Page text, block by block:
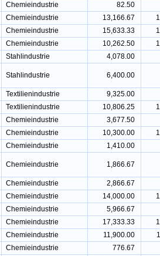
Chemieindustrie
82.50
Chemieindustrie 13,166.67
Chemieindustrie 15,633.33
Chemieindustrie 10,262.50
Stahlindustrie
4,078.00
Stahlindustrie 6,400.00
Textilienindustrie
9,325.00
Textilienindustrie 10,806.25
Chemieindustrie
3,677.50
Chemieindustrie 10,300.00
Chemieindustrie
1,410.00
Chemieindustrie 1,866.67
Chemieindustrie
2,866.67
Chemieindustrie 14,000.00
Chemieindustrie
5,966.67
Chemieindustrie 17,333.33
Chemieindustrie 11,900.00
Chemieindustrie
776.67